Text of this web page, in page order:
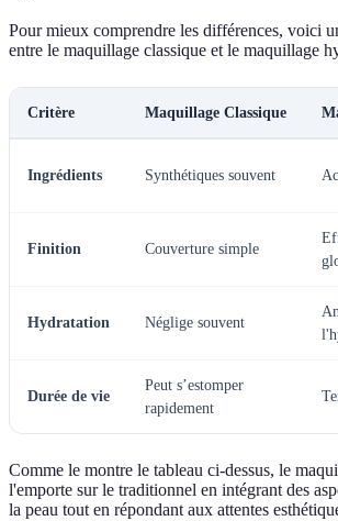
Pour mieux comprendre les différences, voici
entre le maquillage classique et le maquillage
Critère Maquillage Classique
Ingrédients Synthétiques souvent
Finition Couverture simple
Hydratation Néglige souvent
Durée de vie
Peut s’estomper
rapidement
Comme le montre le tableau ci-dessus, le
l'emporte sur le traditionnel en intégrant des
la peau tout en répondant aux attentes